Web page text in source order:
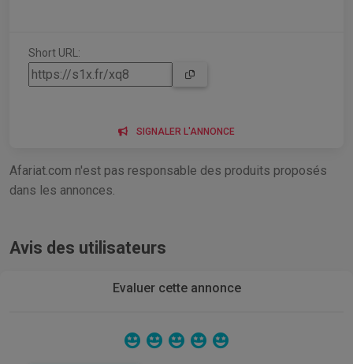
Short URL:
SIGNALER L'ANNONCE
Afariat.com n'est pas responsable des produits proposés
dans les annonces.
Avis des utilisateurs
Evaluer cette annonce